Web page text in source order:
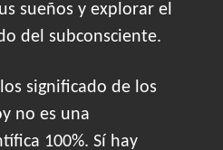
sueños y explorar el
del subconsciente.
significado de los
no es una
100%. Sí hay